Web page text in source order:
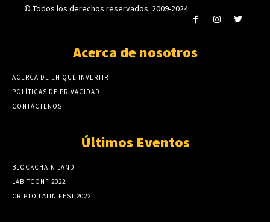
© Todos los derechos reservados. 2009-2024
Acerca de nosotros
ACERCA DE EN QUÉ INVERTIR
POLÍTICAS DE PRIVACIDAD
CONTÁCTENOS
Últimos Eventos
BLOCKCHAIN LAND
LABITCONF 2022
CRIPTO LATIN FEST 2022